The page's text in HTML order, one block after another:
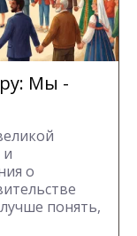
Мы -
и
о
понять,